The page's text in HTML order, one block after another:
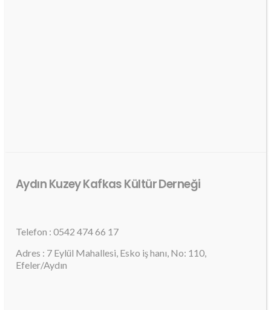
Aydın Kuzey Kafkas Kültür Derneği
Telefon : 0542 474 66 17
Adres : 7 Eylül Mahallesi, Esko iş hanı, No: 110,
Efeler/Aydın